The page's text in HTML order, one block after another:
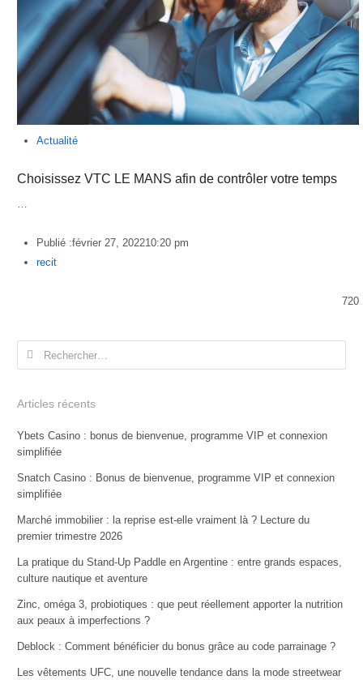
Actualité
Choisissez VTC LE MANS afin de contrôler votre temps
…
Publié :février 27, 202210:20 pm
Author
recit
720
Rechercher :
Articles récents
Ybets Casino : bonus de bienvenue, programme VIP et connexion
simplifiée
Snatch Casino : Bonus de bienvenue, programme VIP et connexion
simplifiée
Marché immobilier : la reprise est-elle vraiment là ? Lecture du
premier trimestre 2026
La pratique du Stand-Up Paddle en Argentine : entre grands espaces,
culture nautique et aventure
Zinc, oméga 3, probiotiques : que peut réellement apporter la nutrition
aux peaux à imperfections ?
Deblock : Comment bénéficier du bonus grâce au code parrainage ?
Les vêtements UFC, une nouvelle tendance dans la mode streetwear